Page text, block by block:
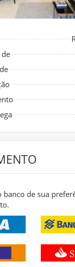
banco de sua